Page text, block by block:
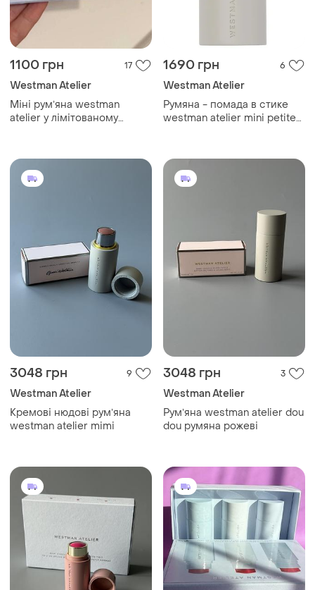
1100 грн 17
Westman Atelier
Міні румʼяна westman
atelier у лімітованому
1690 грн 6
Westman Atelier
Румяна - помада в стике
westman atelier mini petite
3048 грн 9
Westman Atelier
Кремові нюдові румʼяна
westman atelier mimi
3048 грн 3
Westman Atelier
Румʼяна westman atelier dou
dou румяна рожеві